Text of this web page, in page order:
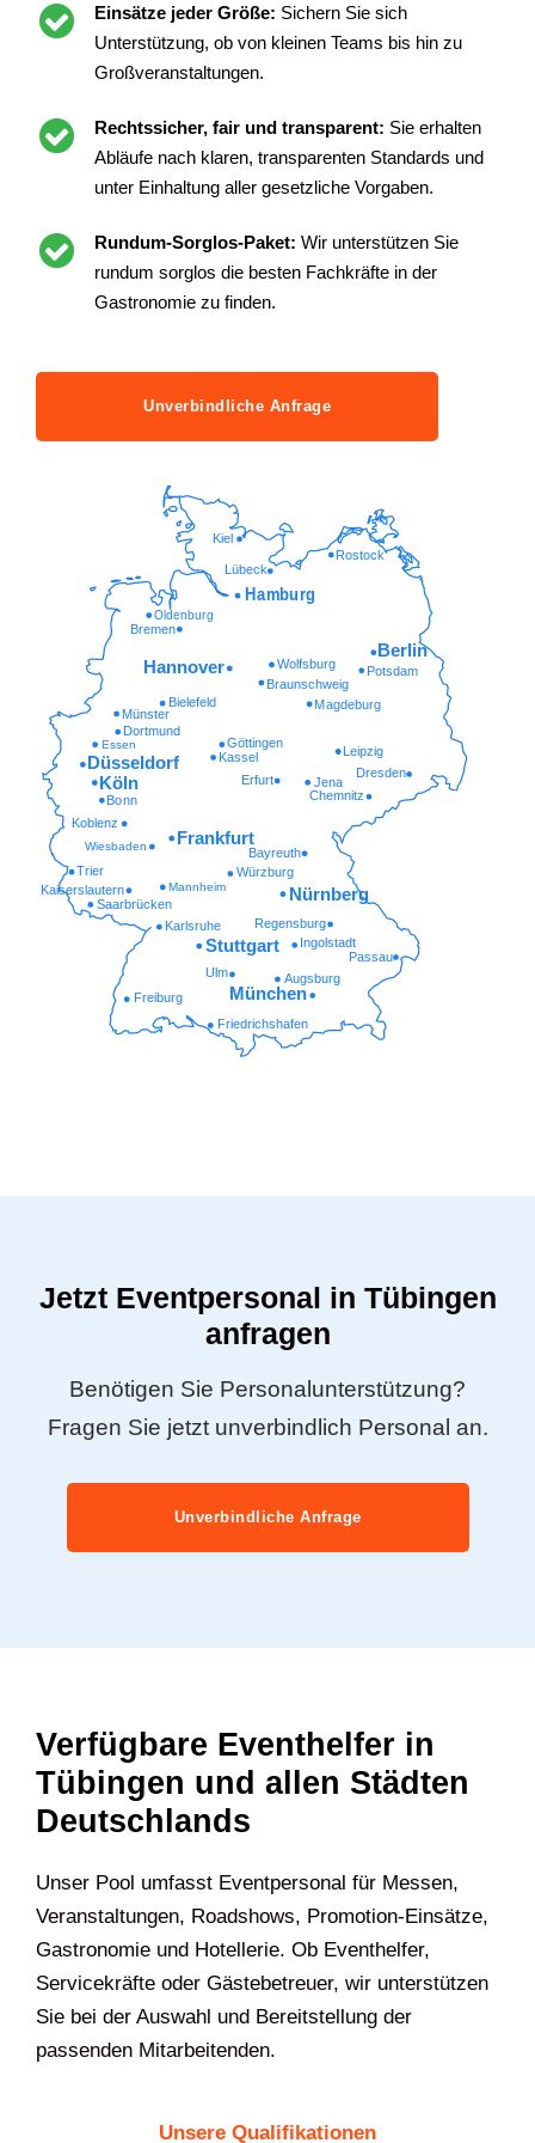
Einsätze jeder Größe: Sichern Sie sich
Unterstützung, ob von kleinen Teams bis hin zu
Großveranstaltungen.
Rechtssicher, fair und transparent: Sie erhalten
Abläufe nach klaren, transparenten Standards und
unter Einhaltung aller gesetzliche Vorgaben.
Rundum-Sorglos-Paket: Wir unterstützen Sie
rundum sorglos die besten Fachkräfte in der
Gastronomie zu finden.
Unverbindliche Anfrage
Friedrichshafen
Freiburg
Augsburg
Ulm
Passau
Ingolstadt
Regensburg
Karlsruhe
Saarbrücken
Kaiserslautern Mannheim
Würzburg
Trier
Wiesbaden Bayreuth
Koblenz
Chemnitz
Bonn
Erfurt Jena
Dresden
Kassel
Göttingen
Essen
Dortmund
Münster
Magdeburg
Bielefeld
Braunschweig
Potsdam
Wolfsburg
Oldenburg
Lübeck
Rostock
Kiel
München
Stuttgart
Nürnberg
Frankfurt
Köln
Düsseldorf
Leipzig
Hannover
Berlin
Bremen
Hamburg
Jetzt Eventpersonal in Tübingen
anfragen
Benötigen Sie Personalunterstützung?
Fragen Sie jetzt unverbindlich Personal an.
Unverbindliche Anfrage
Verfügbare Eventhelfer in
Tübingen und allen Städten
Deutschlands
Unser Pool umfasst Eventpersonal für Messen,
Veranstaltungen, Roadshows, Promotion-Einsätze,
Gastronomie und Hotellerie. Ob Eventhelfer,
Servicekräfte oder Gästebetreuer, wir unterstützen
Sie bei der Auswahl und Bereitstellung der
passenden Mitarbeitenden.
Unsere Qualifikationen